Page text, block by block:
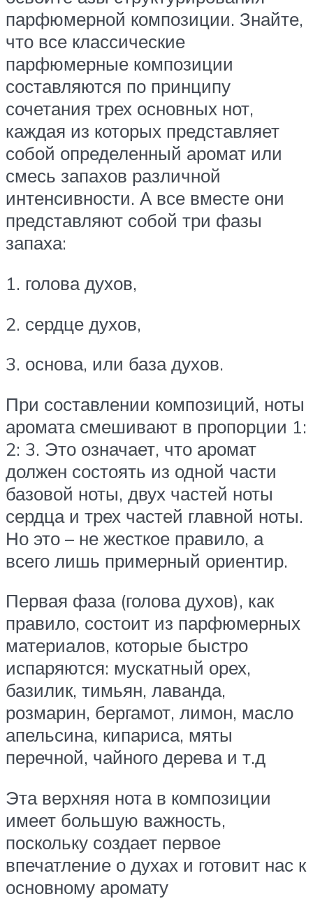
парфюмерной композиции. Знайте,
что все классические
парфюмерные композиции
составляются по принципу
сочетания трех основных нот,
каждая из которых представляет
собой определенный аромат или
смесь запахов различной
интенсивности. А все вместе они
представляют собой три фазы
запаха:
1. голова духов,
2. сердце духов,
3. основа, или база духов.
При составлении композиций, ноты
аромата смешивают в пропорции 1:
2: 3. Это означает, что аромат
должен состоять из одной части
базовой ноты, двух частей ноты
сердца и трех частей главной ноты.
Но это – не жесткое правило, а
всего лишь примерный ориентир.
Первая фаза (голова духов), как
правило, состоит из парфюмерных
материалов, которые быстро
испаряются: мускатный орех,
базилик, тимьян, лаванда,
розмарин, бергамот, лимон, масло
апельсина, кипариса, мяты
перечной, чайного дерева и т.д
Эта верхняя нота в композиции
имеет большую важность,
поскольку создает первое
впечатление о духах и готовит нас к
основному аромату